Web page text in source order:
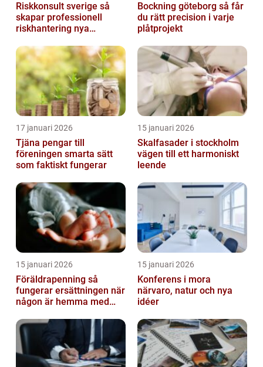
Riskkonsult sverige så
skapar professionell
riskhantering nya
Bockning göteborg så får
du rätt precision i varje
plåtprojekt
17 januari 2026
Tjäna pengar till
föreningen smarta sätt
som faktiskt fungerar
15 januari 2026
Skalfasader i stockholm
vägen till ett harmoniskt
leende
15 januari 2026
Föräldrapenning så
fungerar ersättningen när
någon är hemma med
15 januari 2026
Konferens i mora
närvaro, natur och nya
idéer